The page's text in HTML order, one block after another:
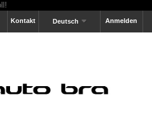
Anmelden
Deutsch
Kontakt